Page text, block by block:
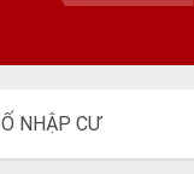
NHẬP CƯ